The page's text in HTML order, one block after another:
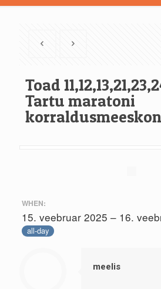
Toad
Tartu maratoni
WHEN:
15. veebruar 2025 – 16.
all-day
meelis